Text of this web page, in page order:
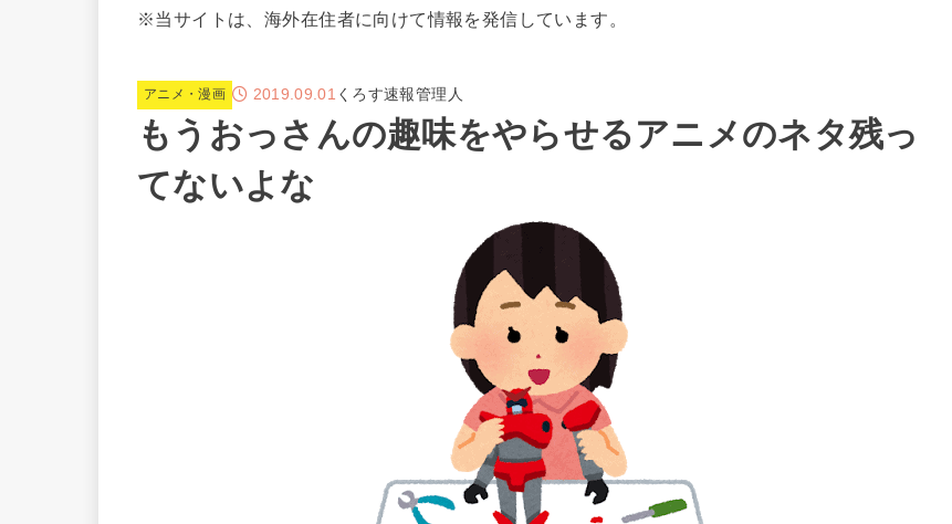
※当サイトは、海外在住者に向けて情報を発信しています。
アニメ・漫画 2019.09.01 くろす速報管理人
もうおっさんの趣味をやらせるアニメのネタ残っ
てないよな